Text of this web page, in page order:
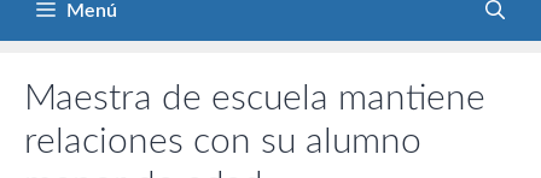
Menú
Maestra de escuela mantiene
relaciones con su alumno